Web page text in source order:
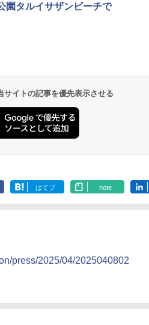
円～
円～
園タルイサザンビーチで
イトの記事を優先表示させる
はてブ note
press/2025/04/2025040802